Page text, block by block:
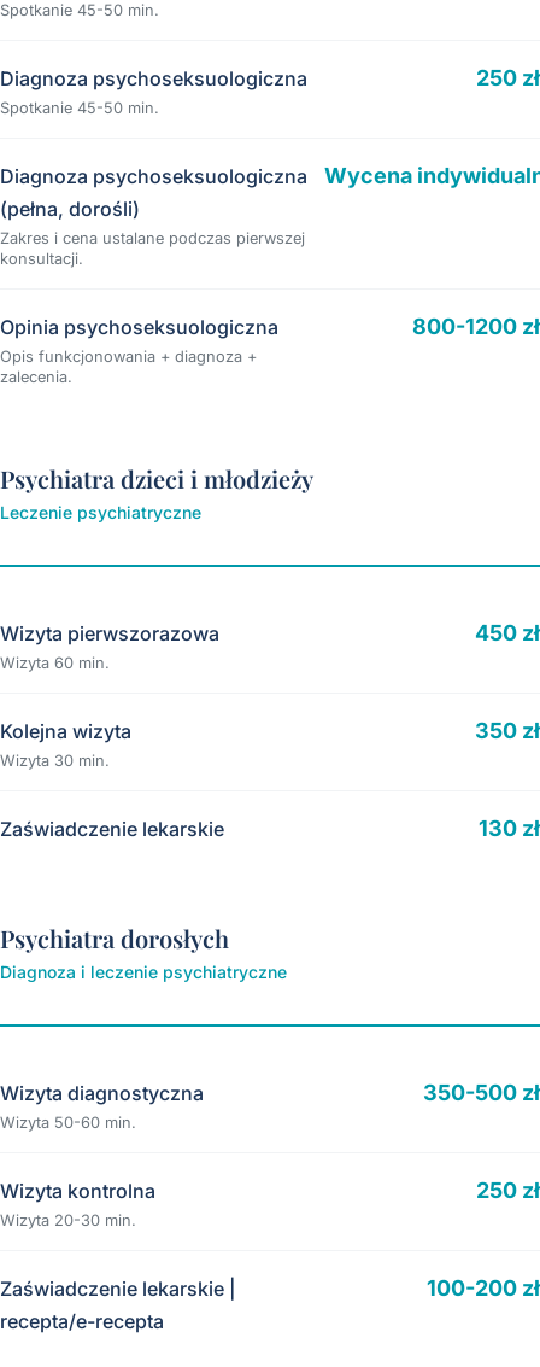
Spotkanie 45-50 min.
Diagnoza psychoseksuologiczna
Spotkanie 45-50 min.
250 zł
Diagnoza psychoseksuologiczna
(pełna, dorośli)
Zakres i cena ustalane podczas pierwszej
konsultacji.
Wycena
Opinia psychoseksuologiczna
Opis funkcjonowania + diagnoza +
zalecenia.
800-1200 zł
Psychiatra dzieci i młodzieży
Leczenie psychiatryczne
Wizyta pierwszorazowa
Wizyta 60 min.
450 zł
Kolejna wizyta
Wizyta 30 min.
350 zł
Zaświadczenie lekarskie 130 zł
Psychiatra dorosłych
Diagnoza i leczenie psychiatryczne
Wizyta diagnostyczna
Wizyta 50-60 min.
350-500 zł
Wizyta kontrolna
Wizyta 20-30 min.
250 zł
Zaświadczenie lekarskie |
recepta/e-recepta
100-200 zł